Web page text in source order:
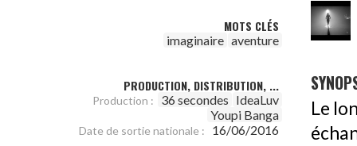
MOTS CLÉS
imaginaire aventure
PRODUCTION, DISTRIBUTION, ...
Production : 36 secondes IdeaLuv
Youpi Banga
Date de sortie nationale : 16/06/2016
Le